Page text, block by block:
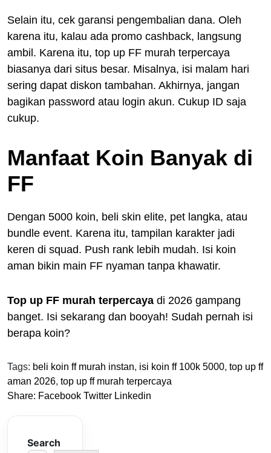
Selain itu, cek garansi pengembalian dana. Oleh
karena itu, kalau ada promo cashback, langsung
ambil. Karena itu, top up FF murah terpercaya
biasanya dari situs besar. Misalnya, isi malam hari
sering dapat diskon tambahan. Akhirnya, jangan
bagikan password atau login akun. Cukup ID saja
cukup.
Manfaat Koin Banyak di
FF
Dengan 5000 koin, beli skin elite, pet langka, atau
bundle event. Karena itu, tampilan karakter jadi
keren di squad. Push rank lebih mudah. Isi koin
aman bikin main FF nyaman tanpa khawatir.
Top up FF murah terpercaya di 2026 gampang
banget. Isi sekarang dan booyah! Sudah pernah isi
berapa koin?
Tags: beli koin ff murah instan, isi koin ff 100k 5000, top up ff
aman 2026, top up ff murah terpercaya
Share: Facebook Twitter Linkedin
Search